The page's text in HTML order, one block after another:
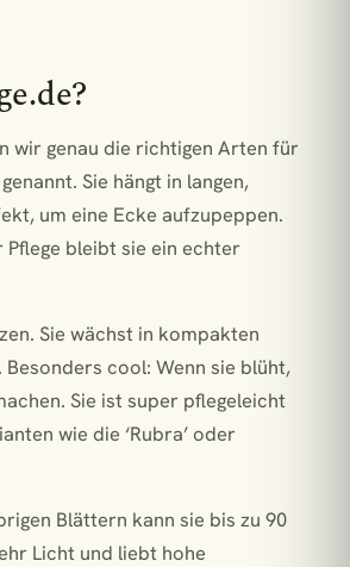
wir genau die richtigen Arten für
Sie hängt in langen,
um eine Ecke aufzupeppen.
bleibt sie ein echter
Sie wächst in kompakten
cool: Wenn sie blüht,
Sie ist super pflegeleicht
wie die ‘Rubra’ oder
Blättern kann sie bis zu 90
Licht und liebt hohe